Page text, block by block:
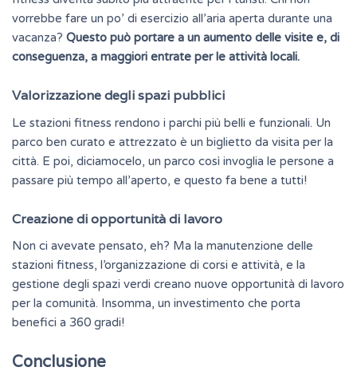
vorrebbe fare un po’ di esercizio all’aria aperta durante una
vacanza? Questo può portare a un aumento delle visite e, di
conseguenza, a maggiori entrate per le attività locali.
Valorizzazione degli spazi pubblici
Le stazioni fitness rendono i parchi più belli e funzionali. Un
parco ben curato e attrezzato è un biglietto da visita per la
città. E poi, diciamocelo, un parco così invoglia le persone a
passare più tempo all’aperto, e questo fa bene a tutti!
Creazione di opportunità di lavoro
Non ci avevate pensato, eh? Ma la manutenzione delle
stazioni fitness, l’organizzazione di corsi e attività, e la
gestione degli spazi verdi creano nuove opportunità di lavoro
per la comunità. Insomma, un investimento che porta
benefici a 360 gradi!
Conclusione